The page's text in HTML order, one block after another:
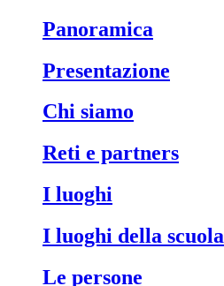
Panoramica
Presentazione
Chi siamo
Reti e partners
I luoghi
I luoghi della scuola
Le persone